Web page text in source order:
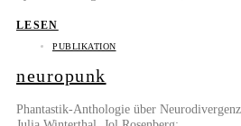
LESEN
PUBLIKATION
neuropunk
Phantastik-Anthologie über